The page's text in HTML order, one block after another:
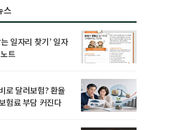
스
일자리 찾기’ 일자
트
로 달러보험? 환율
험료 부담 커진다